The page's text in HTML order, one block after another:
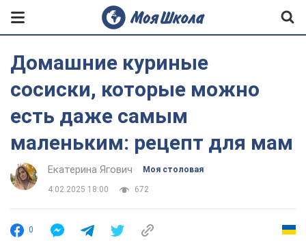
Домашние куриные
сосиски, которые можно
есть даже самым
маленьким: рецепт для мам
Екатерина Ягович Моя столовая
4.02.2025 18:00 672
0